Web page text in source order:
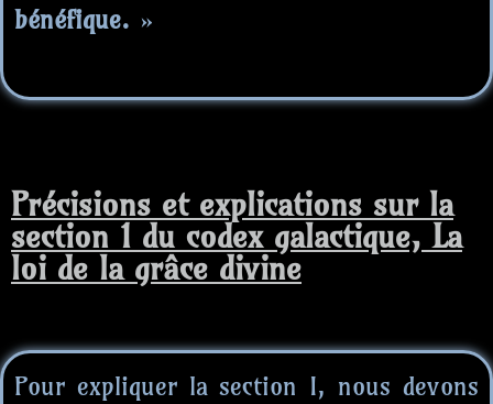
bénéfique. »
Précisions et explications sur la
section 1 du codex galactique, La
loi de la grâce divine
Pour expliquer la section I, nous devons